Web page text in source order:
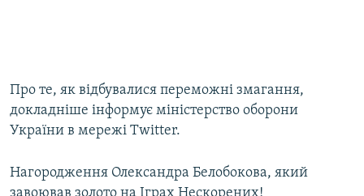
Про те, як відбувалися переможні змагання,
докладніше інформує міністерство оборони
України в мережі Twitter.
Нагородження Олександра Белобокова, який